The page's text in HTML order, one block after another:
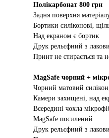
Полікарбонат 800 грн
Задня поверхня
Бортики силіконові,
Над екраном є бортик
Друк рельєфний з
Принт не стирається та
MagSafe чорний +
Чорний матовий
Камери захищені, над
Всередині чохла
MagSafe посилений
Друк рельєфний з